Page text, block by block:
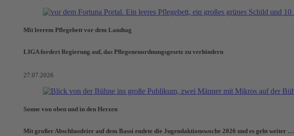
Mit leerem Pflegebett vor dem Landtag
LIGA fordert Regierung auf, das Pflegeneuordnungsgesetz zu verhindern
27.07.2026
Sonne von oben und in den Herzen
Mit großer Abschlussfeier auf dem Bassi endete die Jugendaktionswoche 2026 und es geht weiter …